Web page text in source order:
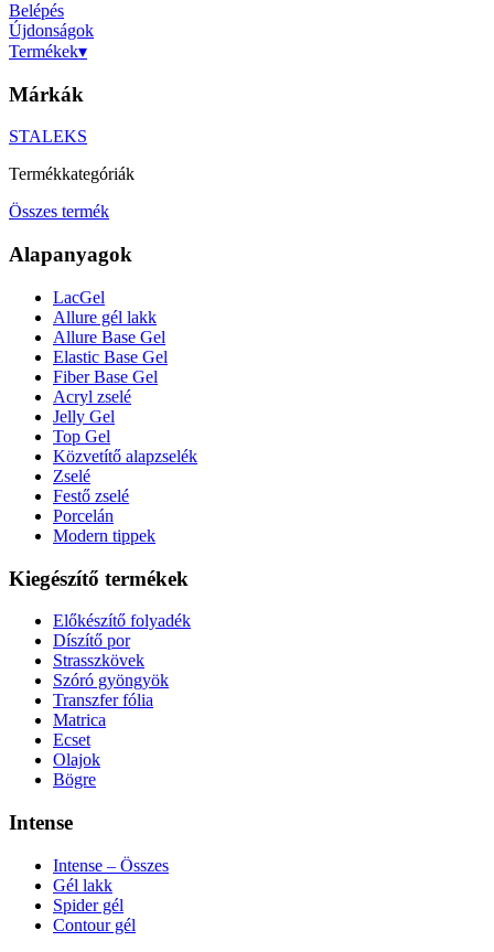
Belépés
Újdonságok
Termékek▾
Márkák
STALEKS
Termékkategóriák
Összes termék
Alapanyagok
LacGel
Allure gél lakk
Allure Base Gel
Elastic Base Gel
Fiber Base Gel
Acryl zselé
Jelly Gel
Top Gel
Közvetítő alapzselék
Zselé
Festő zselé
Porcelán
Modern tippek
Kiegészítő termékek
Előkészítő folyadék
Díszítő por
Strasszkövek
Szóró gyöngyök
Transzfer fólia
Matrica
Ecset
Olajok
Bögre
Intense
Intense – Összes
Gél lakk
Spider gél
Contour gél